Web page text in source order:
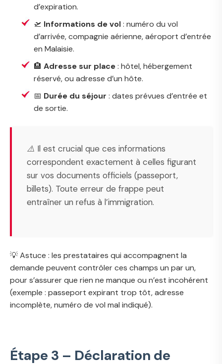
d’expiration.
🛫 Informations de vol: numéro du vol
d’arrivée, compagnie aérienne, aéroport d’entrée
en Malaisie.
🏨 Adresse sur place: hôtel, hébergement
réservé, ou adresse d’un hôte.
📅 Durée du séjour : dates prévues d’entrée et
de sortie.
⚠️ Il est crucial que ces informations
correspondent exactement à celles figurant
sur vos documents officiels (passeport,
billets). Toute erreur de frappe peut
entraîner un refus à l’immigration.
💡 Astuce : les prestataires qui accompagnent la
demande peuvent contrôler ces champs un par un,
pour s’assurer que rien ne manque ou n’est incohérent
(exemple : passeport expirant trop tôt, adresse
incomplète, numéro de vol mal indiqué).
Étape 3 – Déclaration de